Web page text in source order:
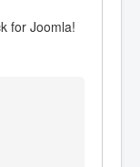
for Joomla!